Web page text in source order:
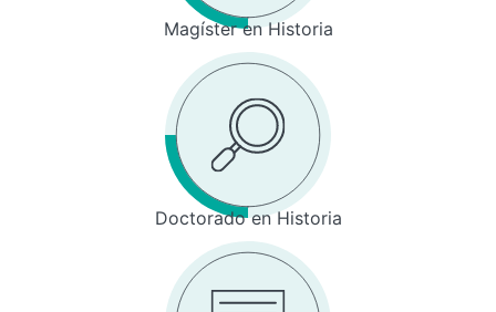
Magíster en Historia
Doctorado en Historia